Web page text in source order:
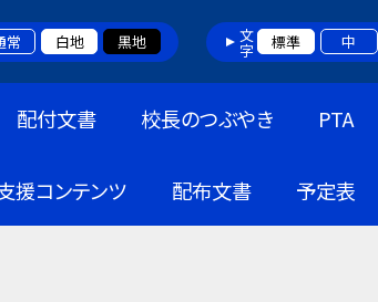
常 白地 黒地 文字 標準 中
配付文書 校長のつぶやき PTA
援コンテンツ 配布文書 予定表